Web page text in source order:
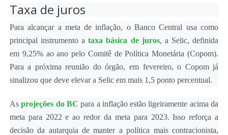
Taxa de juros
Para alcançar a meta de inflação, o Banco Central usa como
principal instrumento ataxa básica de juros, a Selic, definida
em 9,25% ao ano pelo Comitê de Política Monetária (Copom).
Para a próxima reunião do órgão, em fevereiro, o Copom já
sinalizou que deve elevar a Selic em mais 1,5 ponto percentual.
Asprojeções do BC para a inflação estão ligeiramente acima da
meta para 2022 e ao redor da meta para 2023. Isso reforça a
decisão da autarquia de manter a política mais contracionista,